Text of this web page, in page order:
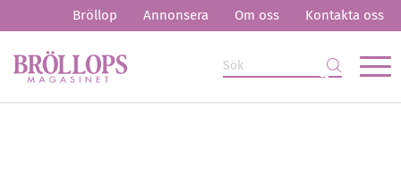
Bröllop Annonsera Om oss Kontakta oss